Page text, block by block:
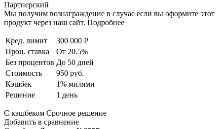
Партнерский
Мы получим вознаграждение в случае если вы оформите этот
продукт через наш сайт. Подробнее
Кред. лимит
300 000 Р
Проц. ставка
От 20.5%
Без процентов До 50 дней
Стоимость
950 руб.
Кэшбек
1% милями
Решение
1 день
С кэшбеком Срочное решение
Добавить в сравнение